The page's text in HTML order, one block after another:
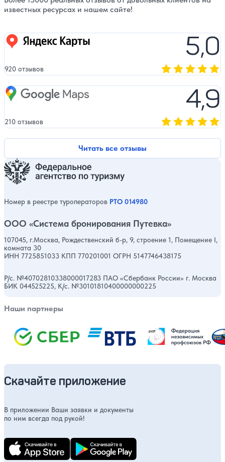
этот день! ‎ ‎В
становится
сердца! 🌺
известных ресурсах и нашем сайте!
Читать все отзывы
Яндекс карты 5,0
920 отзывов
Google Maps 4,9
210 отзывов
Номер в реестре туроператоров РТО 014980
ООО «Система бронирования Путевка»
107045, г.Москва, Рождественский б-р, 9, строение 1, Помещение I,
комната 30
ИНН 7725851033 КПП 770201001 ОГРН 5147746438175
Р/с. №40702810338000017283 ПАО «Сбербанк России» г. Москва
БИК 044525225, К/с. №30101810400000000225
Наши партнеры
Скачайте приложение
В приложении Ваши заявки и документы
по ним всегда под рукой!